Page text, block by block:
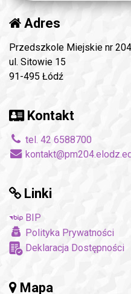
Adres
Przedszkole Miejskie nr 204
ul. Sitowie 15
91-495 Łódź
Kontakt
tel. 42 6588700
Linki
BIP
Polityka Prywatności
Deklaracja Dostępności
Mapa